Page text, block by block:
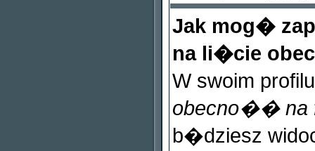
Jak mog�
na li�cie
W swoim
obecno�� na
b�dziesz